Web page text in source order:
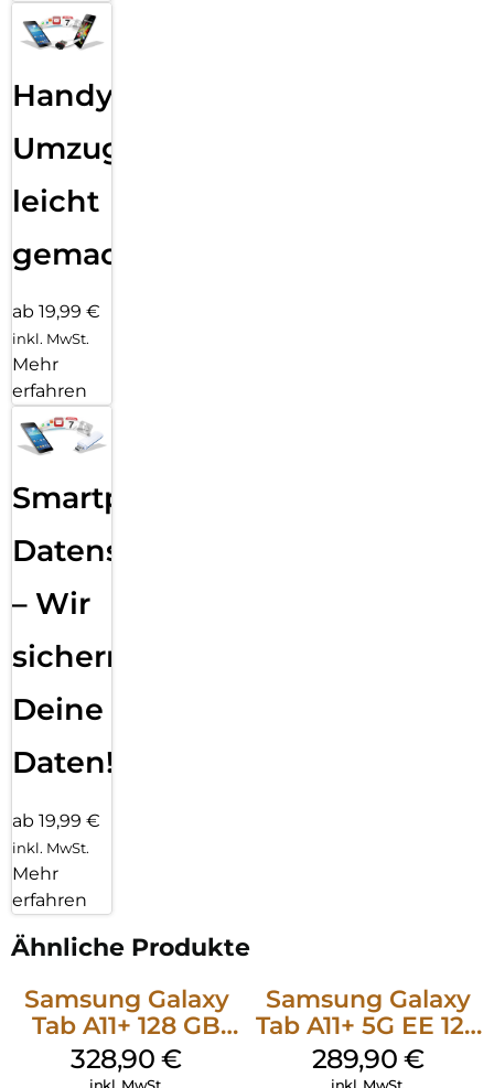
Handy
Umzug
leicht
gemacht!
ab 19,99 €
inkl. MwSt.
Mehr
erfahren
Smartphone
Datensicherung
– Wir
sichern
Deine
Daten!
ab 19,99 €
inkl. MwSt.
Mehr
erfahren
Ähnliche Produkte
Samsung Galaxy
Tab A11+ 128 GB
Gray
328,90€
Samsung Galaxy
Tab A11+ 5G EE 128
GB Gray
289,90 €